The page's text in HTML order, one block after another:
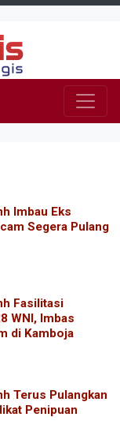
Imbau Eks
Segera Pulang
Fasilitasi
WNI, Imbas
di Kamboja
Terus Pulangkan
Penipuan